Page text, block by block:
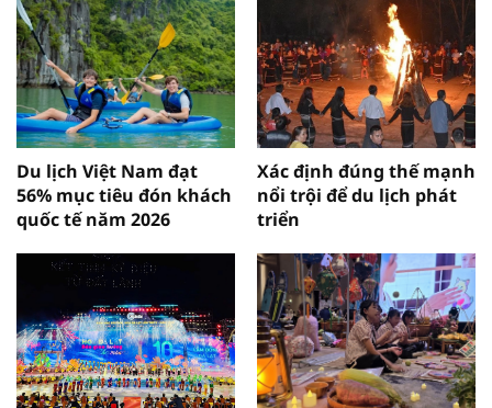
Du lịch Việt Nam đạt
56% mục tiêu đón khách
quốc tế năm 2026
Xác định đúng thế mạnh
nổi trội để du lịch phát
triển